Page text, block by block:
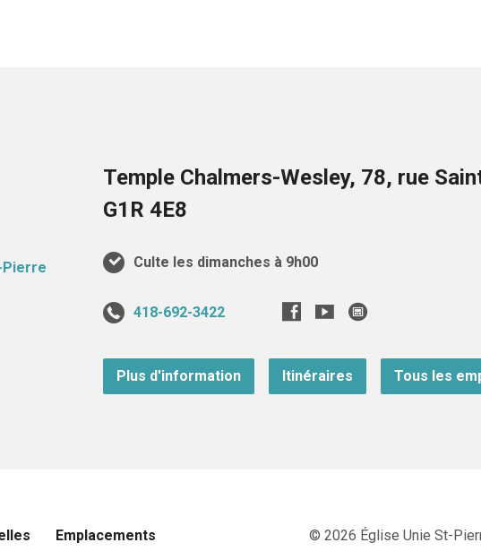
Temple Chalmers-Wesley, 78, rue
G1R 4E8
Culte les dimanches à 9h00
418-692-3422
Plus d'information Itinéraires Tous les
Emplacements © 2026 Église Unie St-